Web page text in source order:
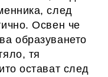
след
Освен че
образуването
тя
остават след